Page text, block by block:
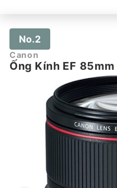
No.2
Canon
Ống Kính EF